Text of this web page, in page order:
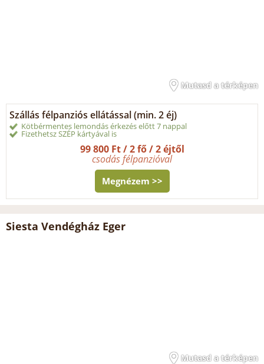
Mutasd a térképen
Szállás félpanziós ellátással (min. 2 éj)
Kötbérmentes lemondás érkezés előtt 7 nappal
Fizethetsz SZÉP kártyával is
99 800 Ft / 2 fő / 2 éjtől
csodás félpanzióval
Megnézem >>
Siesta Vendégház Eger
Mutasd a térképen